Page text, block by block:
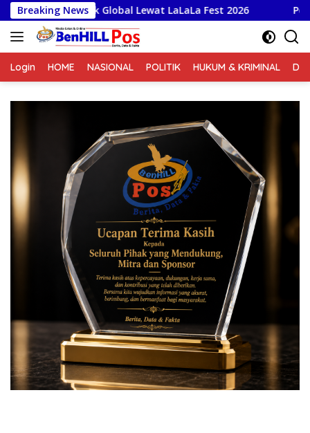
Langsung
ke
konten
Breaking News
Lewat LaLaLa Fest 2026 Pemprov Jabar Kawal
Login HOME NASIONAL POLITIK HUKUM & KRIMINAL